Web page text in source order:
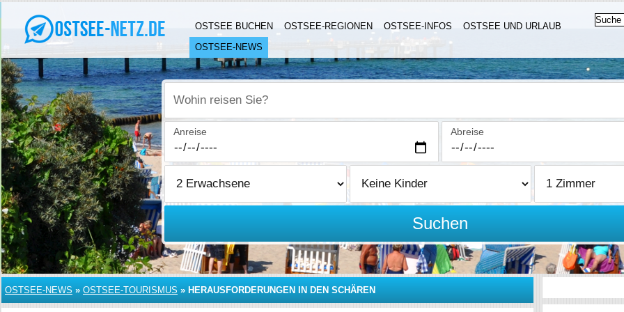
OSTSEE BUCHEN OSTSEE-REGIONEN OSTSEE-INFOS
OSTSEE UND URLAUB
OSTSEE-NEWS
Wohin reisen Sie?
Anreise Abreise
Suchen
OSTSEE-NEWS » OSTSEE-TOURISMUS » HERAUSFORDERUNGEN IN DEN SCHÄREN